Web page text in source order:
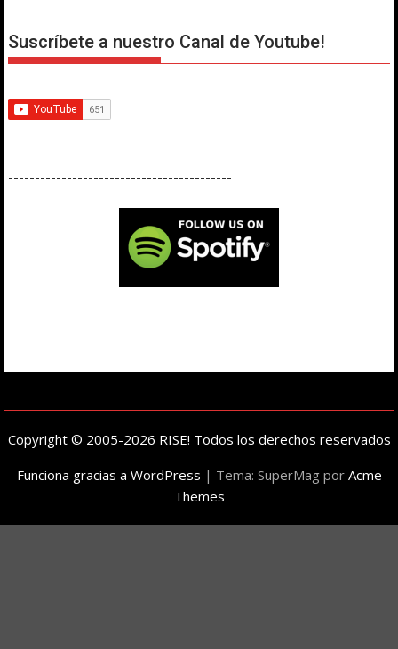
Suscríbete a nuestro Canal de Youtube!
------------------------------------------
Copyright © 2005-2026 RISE! Todos los derechos reservados
Funciona gracias a WordPress | Tema: SuperMag por Acme
Themes